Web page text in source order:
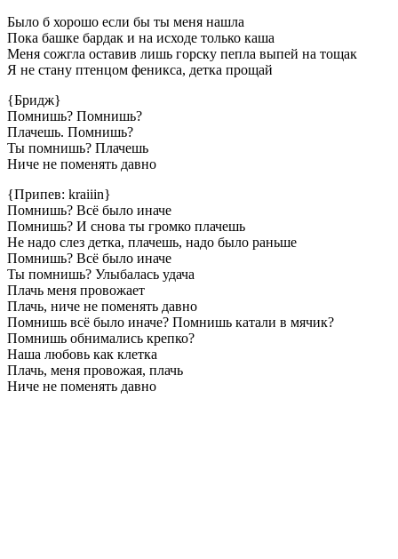
Было б хорошо если бы ты меня нашла
Пока башке бардак и на исходе только каша
Меня сожгла оставив лишь горску пепла выпей на тощак
Я не стану птенцом феникса, детка прощай
{Бридж}
Помнишь? Помнишь?
Плачешь. Помнишь?
Ты помнишь? Плачешь
Ниче не поменять давно
{Припев: kraiiin}
Помнишь? Всё было иначе
Помнишь? И снова ты громко плачешь
Не надо слез детка, плачешь, надо было раньше
Помнишь? Всё было иначе
Ты помнишь? Улыбалась удача
Плачь меня провожает
Плачь, ниче не поменять давно
Помнишь всё было иначе? Помнишь катали в мячик?
Помнишь обнимались крепко?
Наша любовь как клетка
Плачь, меня провожая, плачь
Ниче не поменять давно